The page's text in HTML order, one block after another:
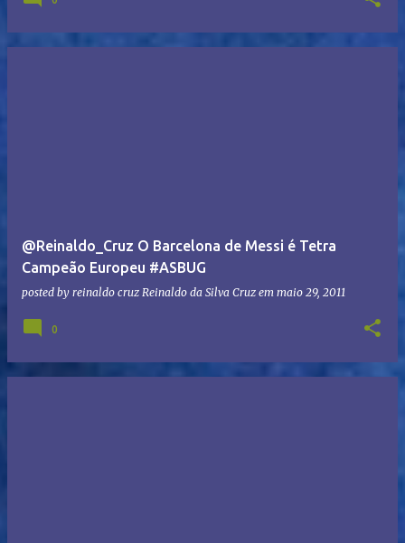
@Reinaldo_Cruz O Barcelona de Messi é Tetra
Campeão Europeu #ASBUG
posted by reinaldo cruz Reinaldo da Silva Cruz em maio 29, 2011
0